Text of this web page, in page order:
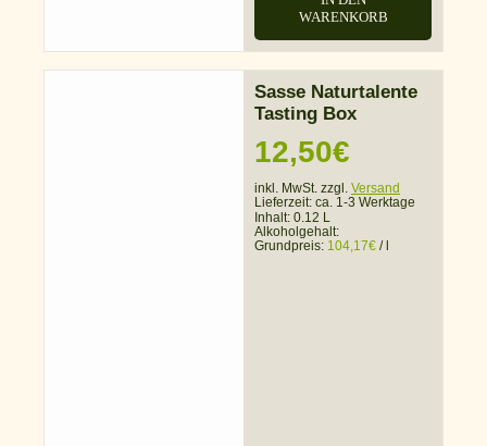
WARENKORB
Sasse Naturtalente
Tasting Box
12,50€
inkl. MwSt. zzgl. Versand
Lieferzeit: ca. 1-3 Werktage
Inhalt: 0.12 L
Alkoholgehalt:
Grundpreis: 104,17€ /